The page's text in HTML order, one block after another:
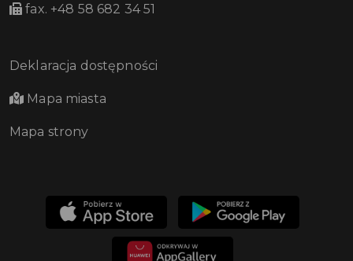
fax. +48 58 682 34 51
Deklaracja dostępności
Mapa miasta
Mapa strony